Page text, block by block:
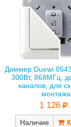
Диммер Duewi
300Вт, 868МГц,
каналов, для
монтажа
1 126
Наличие